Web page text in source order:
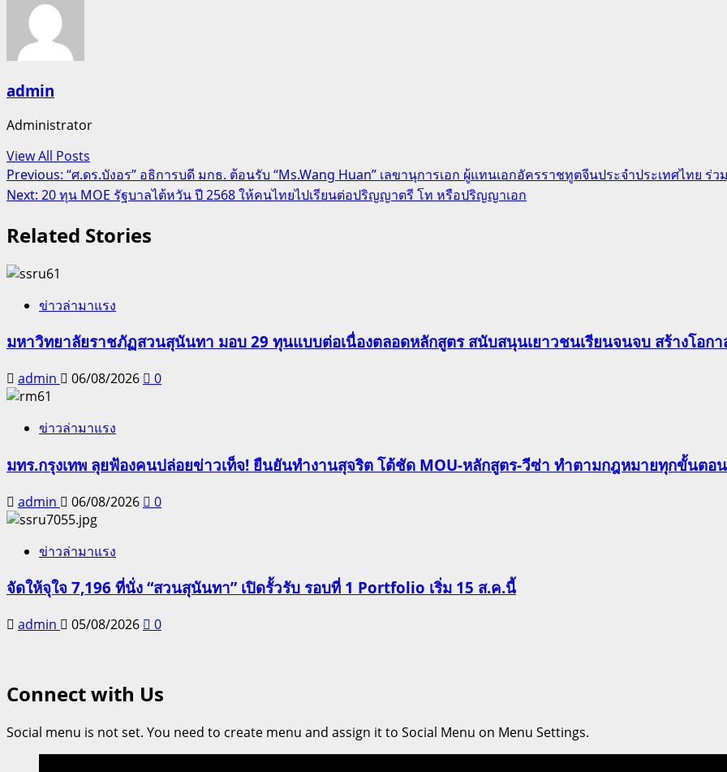
admin
Administrator
View All Posts
Post
navigation
Previous: “ศ.ดร.บังอร” อธิการบดี มกธ. ต้อนรับ “Ms.Wang Huan” เลขานุการเอก ผู้แทนเอกอัครราชทูตจีนประจำประเทศไทย ร่วมเ
Next: 20 ทุน MOE รัฐบาลไต้หวัน ปี 2568 ให้คนไทยไปเรียนต่อปริญญาตรี โท หรือปริญญาเอก
Related Stories
ข่าวล่ามาแรง
มหาวิทยาลัยราชภัฏสวนสุนันทา มอบ 29 ทุนแบบต่อเนื่องตลอดหลักสูตร สนับสนุนเยาวชนเรียนจนจบ สร้างโอกา
admin 06/08/2026 0
ข่าวล่ามาแรง
มทร.กรุงเทพ ลุยฟ้องคนปล่อยข่าวเท็จ! ยืนยันทำงานสุจริต โต้ชัด MOU-หลักสูตร-วีซ่า ทำตามกฎหมายทุกขั้นตอน
admin 06/08/2026 0
ข่าวล่ามาแรง
จัดให้จุใจ 7,196 ที่นั่ง “สวนสุนันทา” เปิดรั้วรับ รอบที่ 1 Portfolio เริ่ม 15 ส.ค.นี้
admin 05/08/2026 0
Connect with Us
Social menu is not set. You need to create menu and assign it to Social Menu on Menu Settings.